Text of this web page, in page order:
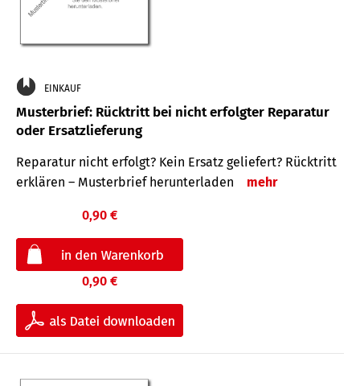
EINKAUF
Musterbrief: Rücktritt bei nicht erfolgter Reparatur
oder Ersatzlieferung
Reparatur nicht erfolgt? Kein Ersatz geliefert? Rücktritt
erklären – Musterbrief herunterladen
mehr
0,90 €
0,90 €